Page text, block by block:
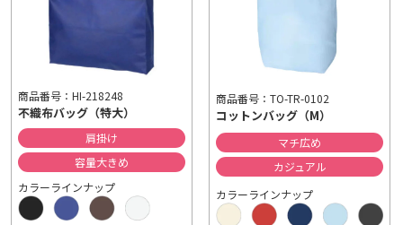
商品番号：HI-218248
不織布バッグ（特大）
肩掛け
容量大きめ
カラーラインナップ
商品番号：TO-TR-0102
コットンバッグ（M）
マチ広め
カジュアル
カラーラインナップ